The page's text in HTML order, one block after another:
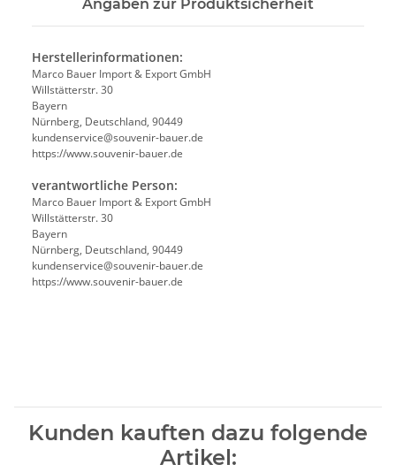
Angaben zur Produktsicherheit
Herstellerinformationen:
Marco Bauer Import & Export GmbH
Willstätterstr. 30
Bayern
Nürnberg, Deutschland, 90449
kundenservice@souvenir-bauer.de
https://www.souvenir-bauer.de
verantwortliche Person:
Marco Bauer Import & Export GmbH
Willstätterstr. 30
Bayern
Nürnberg, Deutschland, 90449
kundenservice@souvenir-bauer.de
https://www.souvenir-bauer.de
Kunden kauften dazu folgende
Artikel: